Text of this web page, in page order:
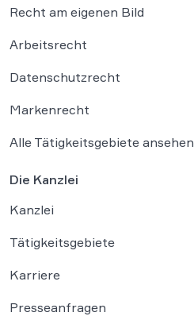
Recht am eigenen Bild
Arbeitsrecht
Datenschutzrecht
Markenrecht
Alle Tätigkeitsgebiete ansehen
Die Kanzlei
Kanzlei
Tätigkeitsgebiete
Karriere
Presseanfragen